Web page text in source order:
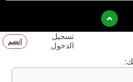
تسجيل
الدخول
انضم